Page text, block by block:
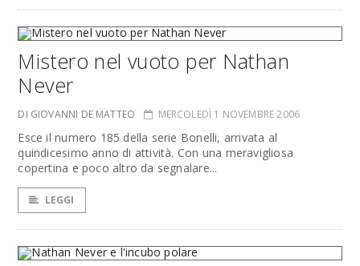
Mistero nel vuoto per Nathan
Never
DI GIOVANNI DE MATTEO MERCOLEDÌ 1 NOVEMBRE 2006
Esce il numero 185 della serie Bonelli, arrivata al
quindicesimo anno di attività. Con una meravigliosa
copertina e poco altro da segnalare...
LEGGI